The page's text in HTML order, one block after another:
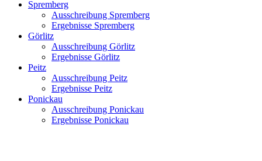
Spremberg
Ausschreibung Spremberg
Ergebnisse Spremberg
Görlitz
Ausschreibung Görlitz
Ergebnisse Görlitz
Peitz
Ausschreibung Peitz
Ergebnisse Peitz
Ponickau
Ausschreibung Ponickau
Ergebnisse Ponickau